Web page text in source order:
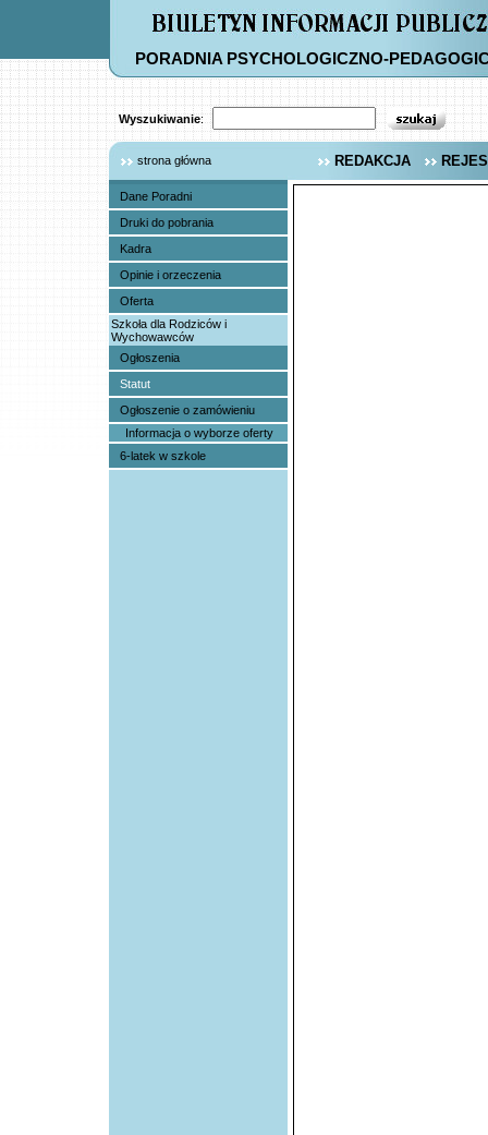
PORADNIA PSYCHOLOGICZNO-
Wyszukiwanie:
strona główna REDAKCJA
Dane Poradni
Druki do pobrania
Kadra
Opinie i orzeczenia
Oferta
Szkoła dla Rodziców i
Wychowawców
Ogłoszenia
Statut
Ogłoszenie o zamówieniu
Informacja o wyborze oferty
6-latek w szkole